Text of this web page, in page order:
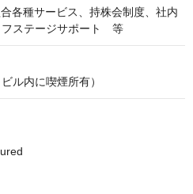
各種サービス、持株会制度、社内
ステージサポート　等
ル内に喫煙所有）